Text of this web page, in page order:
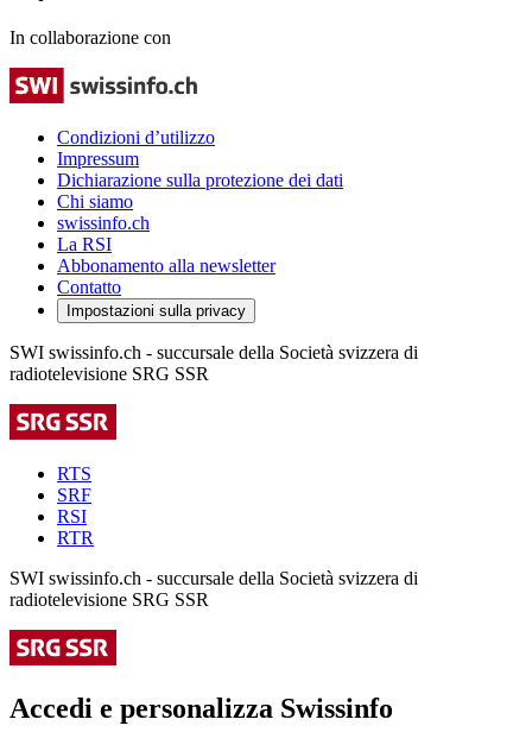
In collaborazione con
Condizioni d’utilizzo
Impressum
Dichiarazione sulla protezione dei dati
Chi siamo
swissinfo.ch
La RSI
Abbonamento alla newsletter
Contatto
Impostazioni sulla privacy
SWI swissinfo.ch - succursale della Società svizzera di
radiotelevisione SRG SSR
RTS
SRF
RSI
RTR
SWI swissinfo.ch - succursale della Società svizzera di
radiotelevisione SRG SSR
Accedi e personalizza Swissinfo